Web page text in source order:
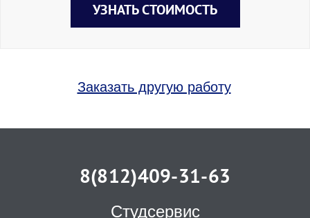
УЗНАТЬ СТОИМОСТЬ
Заказать другую работу
8(812)409-31-63
Студсервис